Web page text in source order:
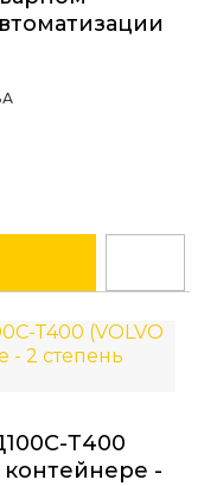
Т400
контейнере -